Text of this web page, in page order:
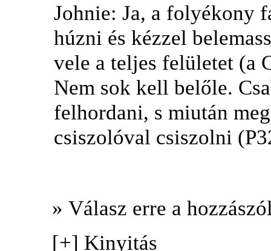
Johnie: Ja, a folyékony
húzni és kézzel
vele a teljes felületet (a
Nem sok kell belőle.
felhordani, s miután
csiszolóval csiszolni
» Válasz erre a
[+] Kinyitás